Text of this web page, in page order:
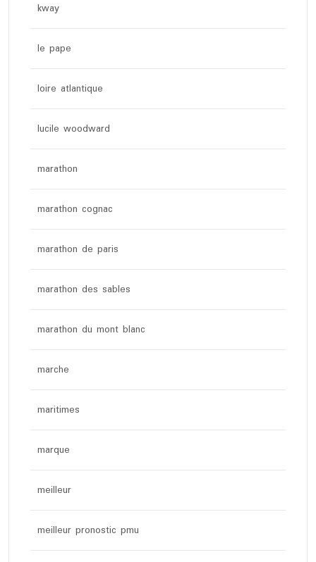
kway
le pape
loire atlantique
lucile woodward
marathon
marathon cognac
marathon de paris
marathon des sables
marathon du mont blanc
marche
maritimes
marque
meilleur
meilleur pronostic pmu